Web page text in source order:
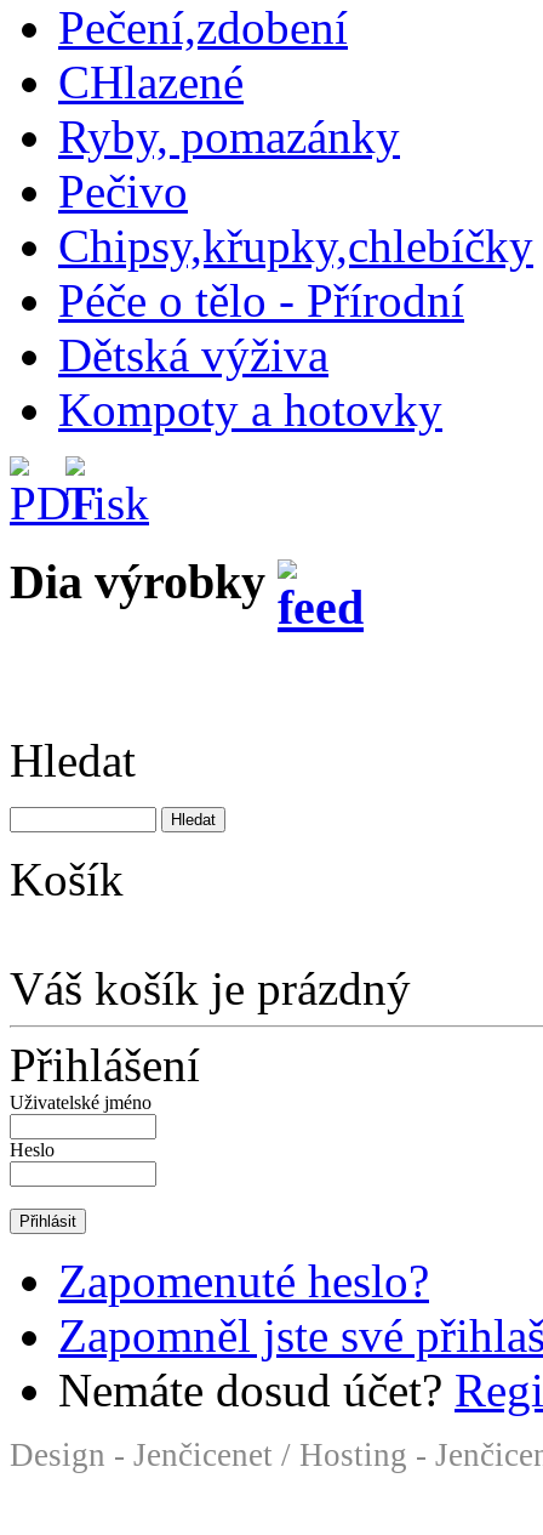
Pečení,zdobení
CHlazené
Ryby, pomazánky
Pečivo
Chipsy,křupky,chlebíčky
Péče o tělo - Přírodní
Dětská výživa
Kompoty a hotovky
Dia výrobky
Hledat
Košík
Váš košík je prázdný
Přihlášení
Uživatelské jméno
Heslo
Zapomenuté heslo?
Zapomněl jste své
Nemáte dosud účet?
Design - Jenčicenet / Hosting -